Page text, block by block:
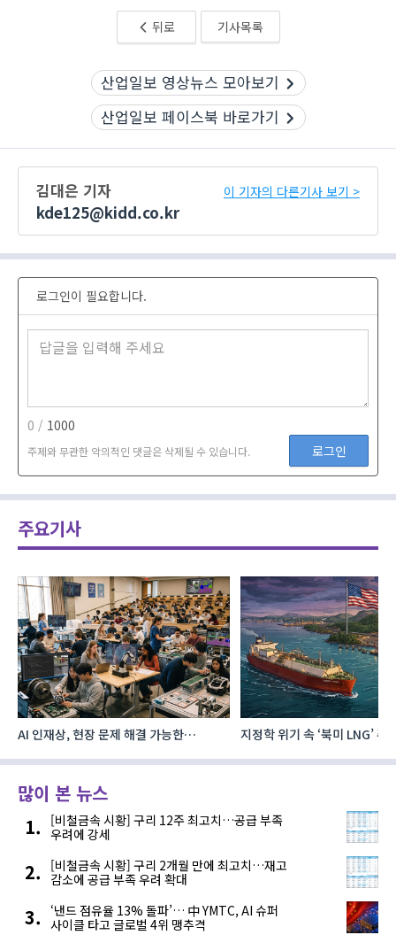
뒤로 기사목록
산업일보 영상뉴스 모아보기
산업일보 페이스북 바로가기
김대은 기자
kde125@kidd.co.kr
이 기자의 다른기사 보기 >
로그인이 필요합니다.
0 / 1000
주제와 무관한 악의적인 댓글은 삭제될 수 있습니다. 로그인
주요기사
AI 인재상, 현장 문제 해결 가능한
지정학 위기 속 ‘북미 LNG’
많이 본 뉴스
[비철금속 시황] 구리 12주 최고치…공급 부족
우려에 강세
[비철금속 시황] 구리 2개월 만에 최고치…재고
감소에 공급 부족 우려 확대
‘낸드 점유율 13% 돌파’… 中 YMTC, AI 슈퍼
사이클 타고 글로벌 4위 맹추격